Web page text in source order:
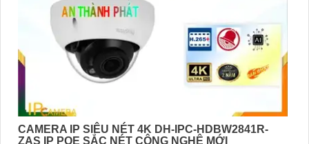
CAMERA IP SIÊU NÉT 4K DH-IPC-HDBW2841R-
ZAS IP POE SẮC NÉT CÔNG NGHỆ MỚI